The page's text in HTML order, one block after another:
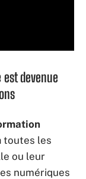
devenue
toutes les
ou leur
numériques